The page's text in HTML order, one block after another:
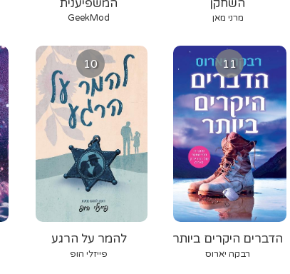
המשפיענית
GeekMod
השחקן
מרני מאן
10
להמר על הרגע
פייזלי הופ
11
הדברים היקרים ביותר
רבקה יארוס